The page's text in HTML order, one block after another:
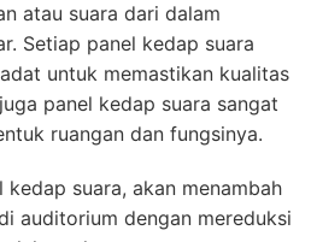
atau suara dari dalam
Setiap panel kedap suara
untuk memastikan kualitas
panel kedap suara sangat
ruangan dan fungsinya.
suara, akan menambah
auditorium dengan mereduksi